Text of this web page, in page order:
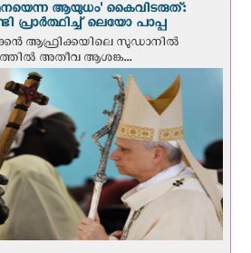
ആയുധം' കൈവിടരുത്:
പ്രാർത്ഥിച്ച് ലെയോ പാപ്പ
ആഫ്രിക്കയിലെ സുഡാനിൽ
അതീവ ആശങ്ക...